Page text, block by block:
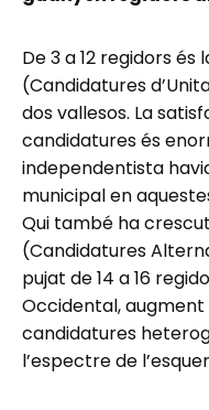
De 3 a 12 regidors és
(Candidatures
dos vallesos. La
candidatures és
independentista
municipal en
Qui també ha
(Candidatures
pujat de 14 a 16
Occidental,
candidatures
l’espectre de